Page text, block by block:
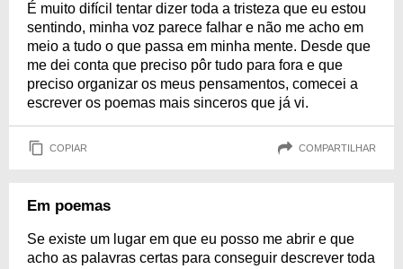
É muito difícil tentar dizer toda a tristeza que eu estou
sentindo, minha voz parece falhar e não me acho em
meio a tudo o que passa em minha mente. Desde que
me dei conta que preciso pôr tudo para fora e que
preciso organizar os meus pensamentos, comecei a
escrever os poemas mais sinceros que já vi.
COPIAR COMPARTILHAR
Em poemas
Se existe um lugar em que eu posso me abrir e que
acho as palavras certas para conseguir descrever toda